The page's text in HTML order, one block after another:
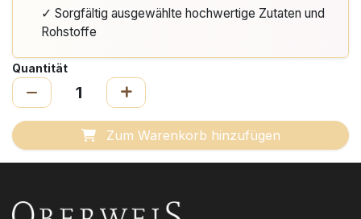
✓ Sorgfältig ausgewählte hochwertige Zutaten und
Rohstoffe
Quantität
Zum Warenkorb hinzufügen